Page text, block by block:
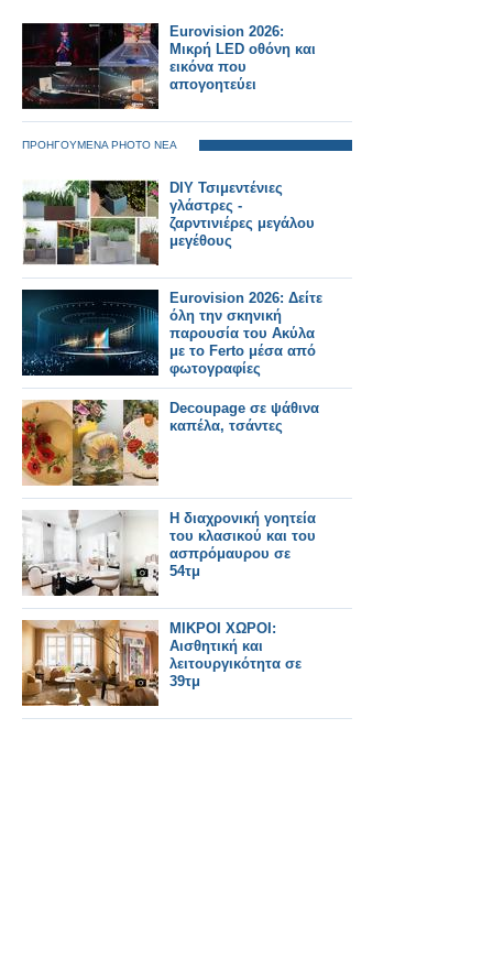
Eurovision 2026:
Μικρή LED οθόνη και
εικόνα που
απογοητεύει
ΠΡΟΗΓΟΥΜΕΝΑ PHOTO ΝΕΑ
DIY Τσιμεντένιες
γλάστρες -
ζαρντινιέρες μεγάλου
μεγέθους
Eurovision 2026: Δείτε
όλη την σκηνική
παρουσία του Ακύλα
με το Ferto μέσα από
φωτογραφίες
Decoupage σε ψάθινα
καπέλα, τσάντες
Η διαχρονική γοητεία
του κλασικού και του
ασπρόμαυρου σε
54τμ
ΜΙΚΡΟΙ ΧΩΡΟΙ:
Αισθητική και
λειτουργικότητα σε
39τμ